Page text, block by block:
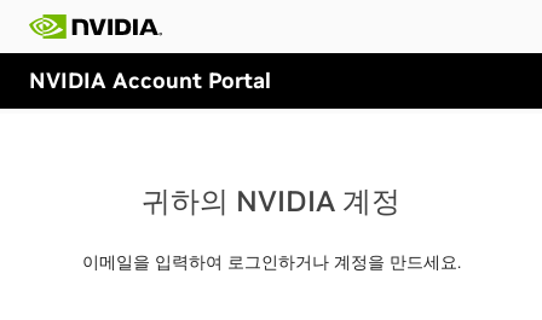
NVIDIA Account Portal
귀하의 NVIDIA 계정
이메일을 입력하여 로그인하거나 계정을 만드세요.